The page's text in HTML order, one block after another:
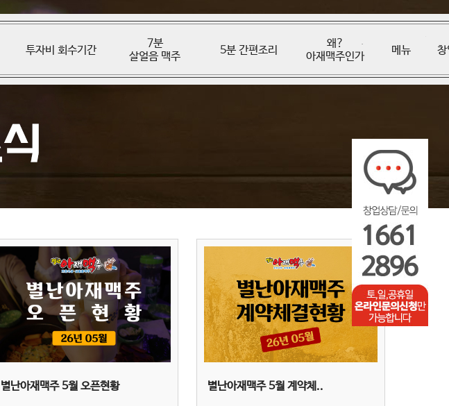
투자비 회수기간
7분
살얼음 맥주
5분 간편조리
왜?
아재맥주인가
메뉴
별난아재맥주 5월 오픈현황 별난아재맥주 5월 계약체..